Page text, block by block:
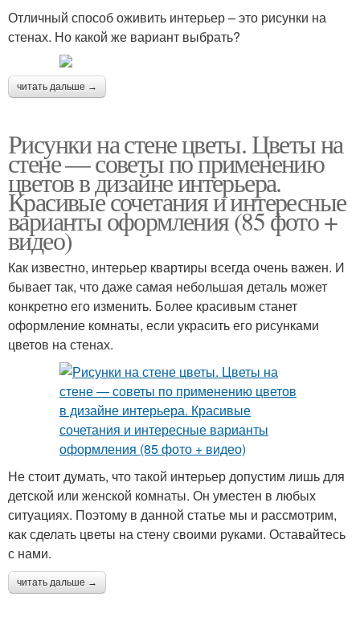
Отличный способ оживить интерьер – это рисунки на
стенах. Но какой же вариант выбрать?
читать дальше →
Рисунки на стене цветы. Цветы на
стене — советы по применению
цветов в дизайне интерьера.
Красивые сочетания и интересные
варианты оформления (85 фото +
видео)
Как известно, интерьер квартиры всегда очень важен. И
бывает так, что даже самая небольшая деталь может
конкретно его изменить. Более красивым станет
оформление комнаты, если украсить его рисунками
цветов на стенах.
Не стоит думать, что такой интерьер допустим лишь для
детской или женской комнаты. Он уместен в любых
ситуациях. Поэтому в данной статье мы и рассмотрим,
как сделать цветы на стену своими руками. Оставайтесь
с нами.
читать дальше →